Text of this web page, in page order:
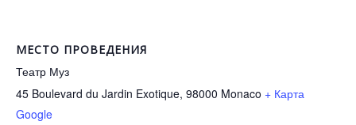
МЕСТО ПРОВЕДЕНИЯ
Театр Муз
45 Boulevard du Jardin Exotique, 98000 Monaco + Карта
Google